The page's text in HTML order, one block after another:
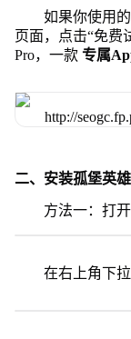
如果你使用
页面，点击“免费
Pro，一款 专属
二、安装孤堡英雄
方法一：打
在右上角下